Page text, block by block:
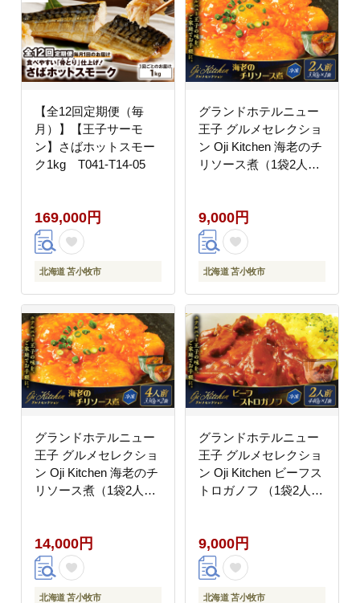
【全12回定期便（毎
月）】【王子サーモ
ン】さばホットスモー
ク1kg T041-T14-05
169,000円
北海道 苫小牧市
グランドホテルニュー
王子 グルメセレクショ
ン Oji Kitchen 海老のチ
リソース煮（1袋2人
9,000円
北海道 苫小牧市
グランドホテルニュー
王子 グルメセレクショ
ン Oji Kitchen 海老のチ
リソース煮（1袋2人
14,000円
北海道 苫小牧市
グランドホテルニュー
王子 グルメセレクショ
ン Oji Kitchen ビーフス
トロガノフ （1袋2人
9,000円
北海道 苫小牧市